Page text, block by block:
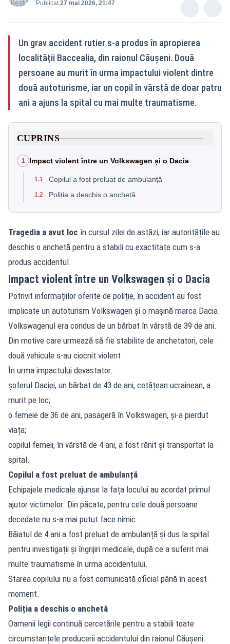
Publicat:27 mai 2026, 21:47
Un grav accident rutier s-a produs în apropierea
localității Baccealia, din raionul Căușeni. Două
persoane au murit în urma impactului violent dintre
două autoturisme, iar un copil în vârstă de doar patru
ani a ajuns la spital cu mai multe traumatisme.
CUPRINS
1 Impact violent între un Volkswagen și o Dacia
1.1 Copilul a fost preluat de ambulanță
1.2 Poliția a deschis o anchetă
Tragedia a avut loc în cursul zilei de astăzi, iar autoritățile au
deschis o anchetă pentru a stabili cu exactitate cum s-a
produs accidentul.
Impact violent între un Volkswagen și o Dacia
Potrivit informațiilor oferite de poliție, în accident au fost
implicate un autoturism Volkswagen și o mașină marca Dacia.
Volkswagenul era condus de un bărbat în vârstă de 39 de ani.
Din motive care urmează să fie stabilite de anchetatori, cele
două vehicule s-au ciocnit violent.
În urma impactului devastator:
șoferul Daciei, un bărbat de 43 de ani, cetățean ucrainean, a
murit pe loc;
o femeie de 36 de ani, pasageră în Volkswagen, și-a pierdut
viața;
copilul femeii, în vârstă de 4 ani, a fost rănit și transportat la
spital.
Copilul a fost preluat de ambulanță
Echipajele medicale ajunse la fața locului au acordat primul
ajutor victimelor. Din păcate, pentru cele două persoane
decedate nu s-a mai putut face nimic.
Băiatul de 4 ani a fost preluat de ambulanță și dus la spital
pentru investigații și îngrijiri medicale, după ce a suferit mai
multe traumatisme în urma accidentului.
Starea copilului nu a fost comunicată oficial până în acest
moment.
Poliția a deschis o anchetă
Oamenii legii continuă cercetările pentru a stabili toate
circumstanțele producerii accidentului din raionul Căușeni.